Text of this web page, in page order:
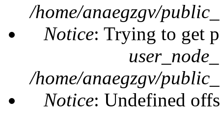
/home/anaegzgv/
Notice: Trying to get
/home/anaegzgv/
Notice: Undefined